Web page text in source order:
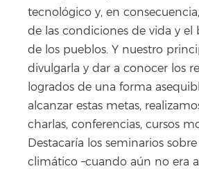
tecnológico y, en
de las condiciones de vida y el
de los pueblos. Y nuestro
divulgarla y dar a conocer los
logrados de una forma
alcanzar estas metas,
charlas, conferencias, cursos
Destacaría los seminarios
climático –cuando aún no era